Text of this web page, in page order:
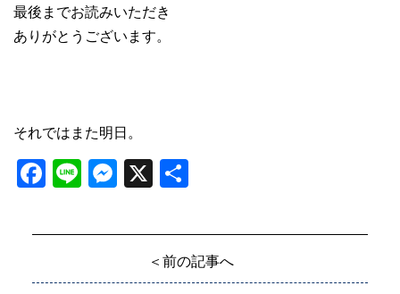
最後までお読みいただき
ありがとうございます。
それではまた明日。
Facebook
LineMessenger
X
＜前の記事へ